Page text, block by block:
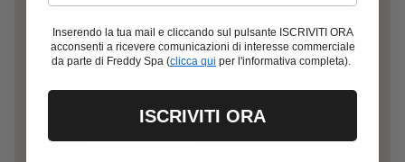
Inserendo la tua mail e cliccando sul pulsante ISCRIVITI ORA
acconsenti a ricevere comunicazioni di interesse commerciale
da parte di Freddy Spa (clicca qui per l'informativa completa).
ISCRIVITI ORA